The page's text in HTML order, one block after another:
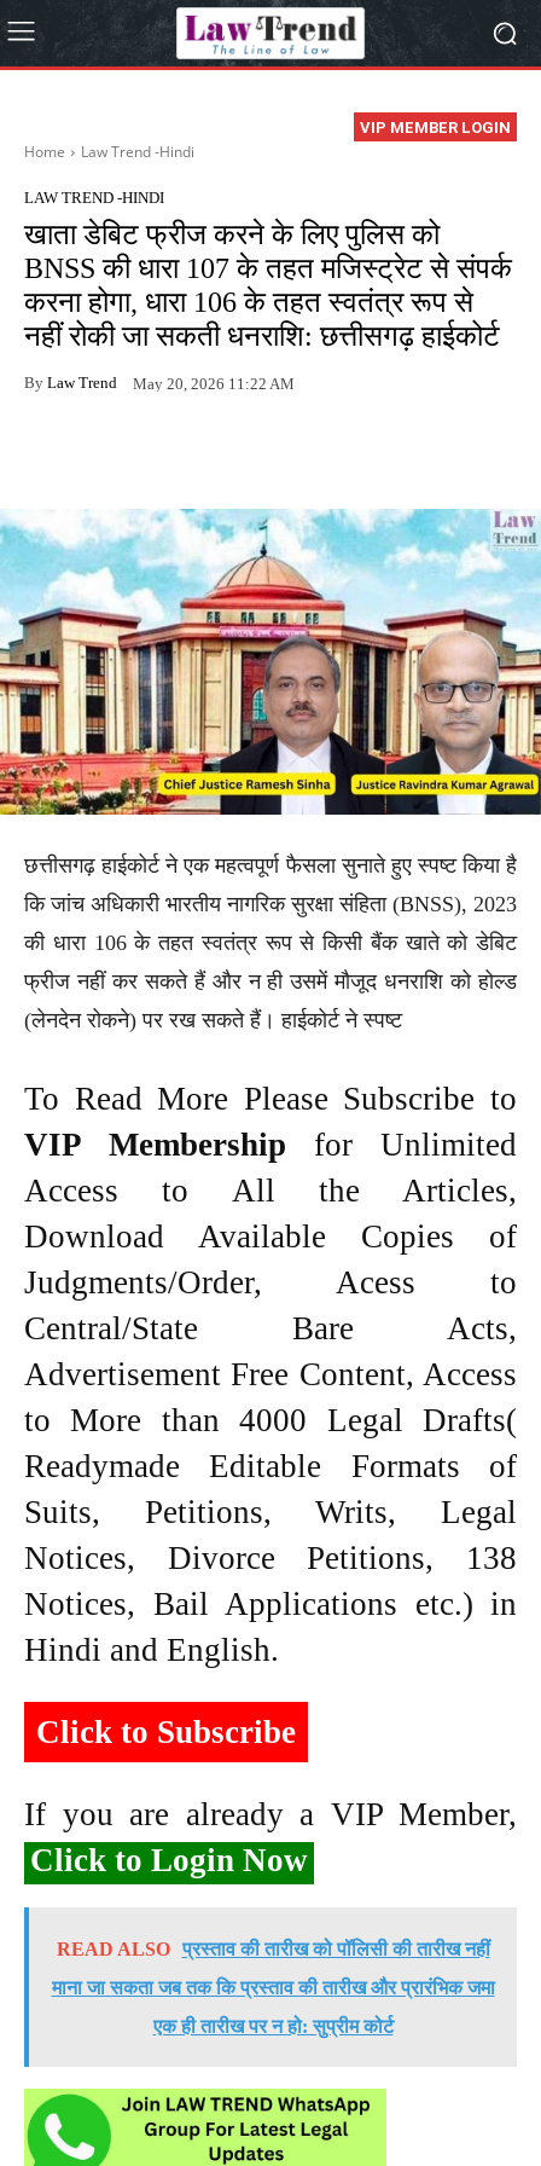
VIP MEMBER LOGIN
Home Law Trend -Hindi
LAW TREND -HINDI
खाता डेबिट फ्रीज करने के लिए पुलिस को
BNSS की धारा 107 के तहत मजिस्ट्रेट से संपर्क
करना होगा, धारा 106 के तहत स्वतंत्र रूप से
नहीं रोकी जा सकती धनराशि: छत्तीसगढ़ हाईकोर्ट
By Law Trend May 20, 2026 11:22 AM
छत्तीसगढ़ हाईकोर्ट ने एक महत्वपूर्ण फैसला सुनाते हुए स्पष्ट किया है
कि जांच अधिकारी भारतीय नागरिक सुरक्षा संहिता (BNSS), 2023
की धारा 106 के तहत स्वतंत्र रूप से किसी बैंक खाते को डेबिट
फ्रीज नहीं कर सकते हैं और न ही उसमें मौजूद धनराशि को होल्ड
(लेनदेन रोकने) पर रख सकते हैं। हाईकोर्ट ने स्पष्ट
To Read More Please Subscribe to
VIP Membership for Unlimited
Access to All the Articles,
Download Available Copies of
Judgments/Order, Acess to
Central/State Bare Acts,
Advertisement Free Content, Access
to More than 4000 Legal Drafts(
Readymade Editable Formats of
Suits, Petitions, Writs, Legal
Notices, Divorce Petitions, 138
Notices, Bail Applications etc.) in
Hindi and English.
Click to Subscribe
If you are already a VIP Member,
Click to Login Now
READ ALSO प्रस्ताव की तारीख को पॉलिसी की तारीख नहीं
माना जा सकता जब तक कि प्रस्ताव की तारीख और प्रारंभिक जमा
एक ही तारीख पर न हो: सुप्रीम कोर्ट